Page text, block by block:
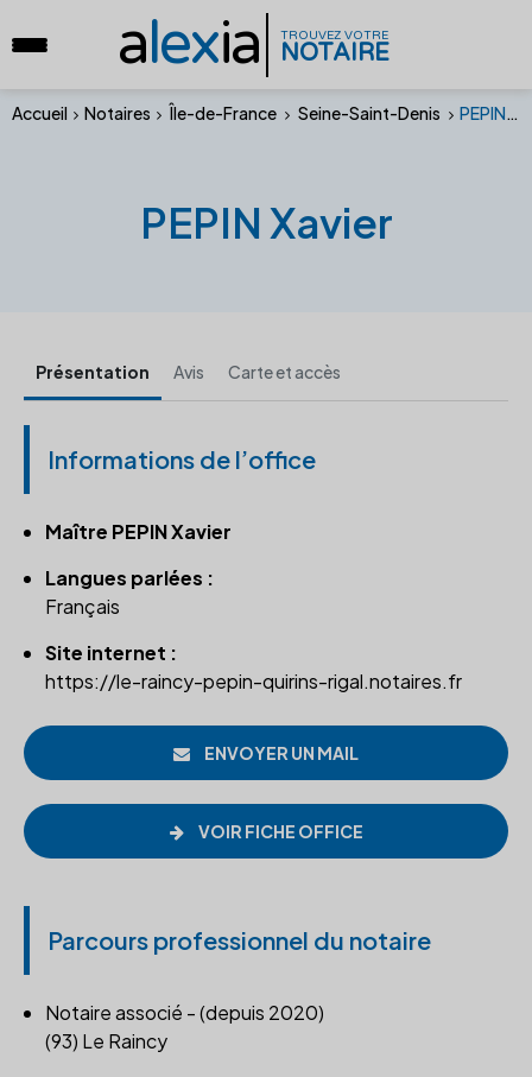
alexia TROUVEZ VOTRE
NOTAIRE
Accueil Notaires Île-de-France Seine-Saint-Denis PEPIN Xavier
PEPIN Xavier
Présentation Avis Carte et accès
Informations de l’office
Maître PEPIN Xavier
Langues parlées :
Français
Site internet :
https://le-raincy-pepin-quirins-rigal.notaires.fr
ENVOYER UN MAIL
VOIR FICHE OFFICE
Parcours professionnel du notaire
Notaire associé - (depuis 2020)
(93) Le Raincy